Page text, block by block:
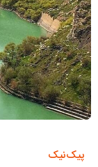
پیک‌نیک